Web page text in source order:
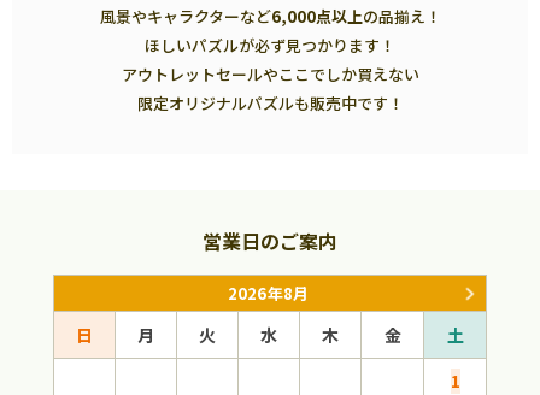
風景やキャラクターなど6,000点以上の品揃え！
ほしいパズルが必ず見つかります！
アウトレットセールやここでしか買えない
限定オリジナルパズルも販売中です！
営業日のご案内
2026年8月
日 月 火 水 木 金
土
1